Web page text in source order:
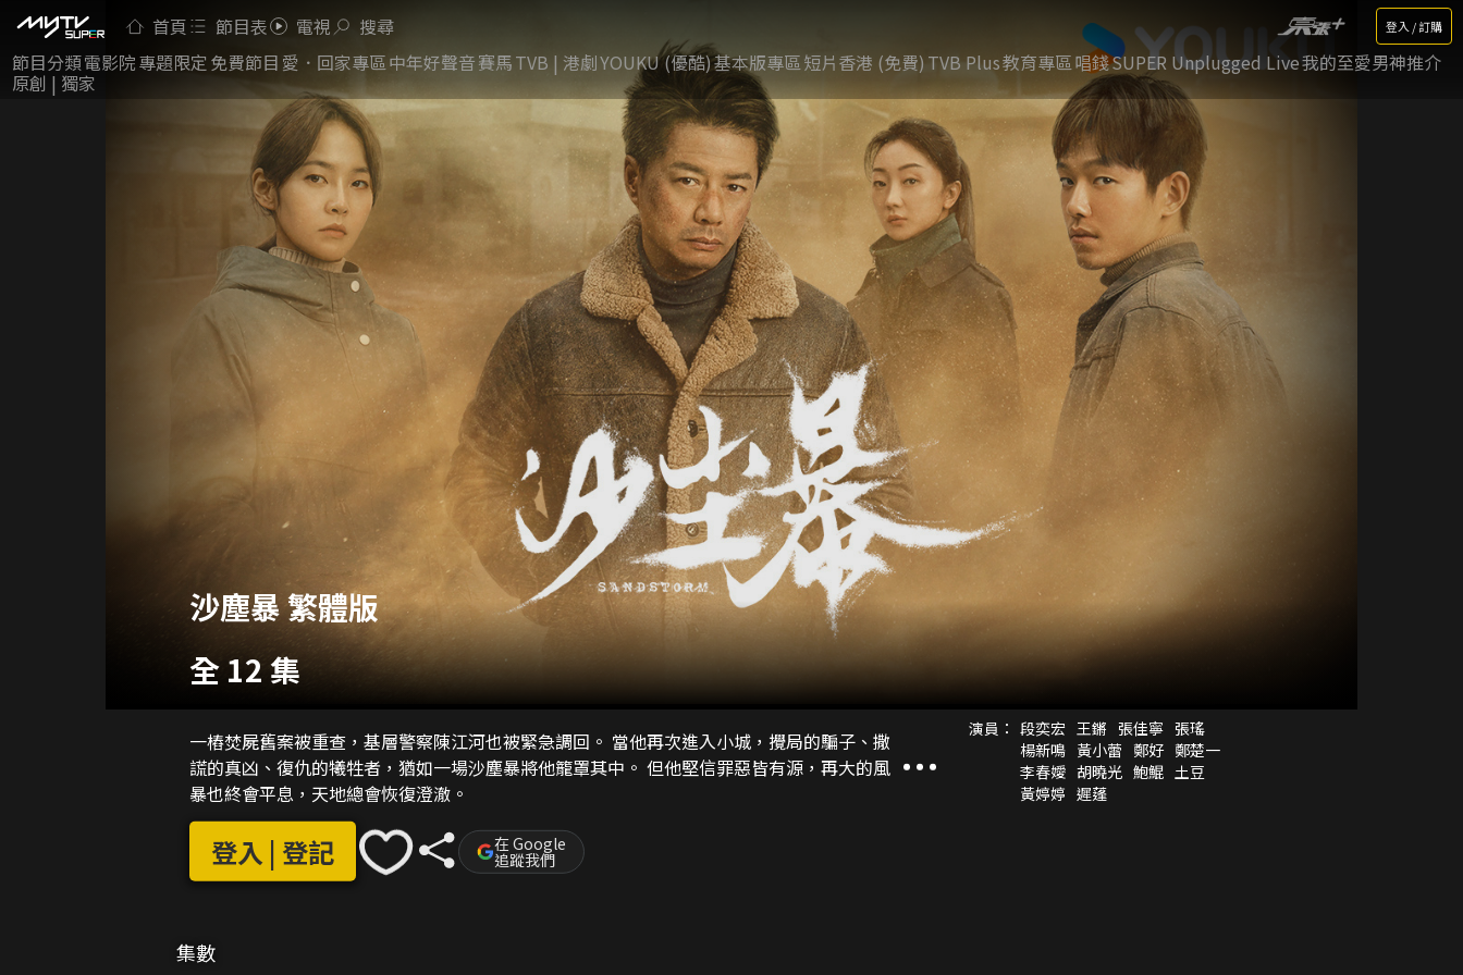
首頁 節目表 電視 搜尋 登入 / 訂購
節目分類電影院專題限定 免費節目 愛．回家專區中年好聲音賽馬TVB | 港劇YOUKU (優酷)基本版專區短片香港 (免費) TVB Plus教育專區唱錢SUPER Unplugged Live我的至愛男神推介
原創 | 獨家
沙塵暴 繁體版
全 12 集
一樁焚屍舊案被重查，基層警察陳江河也被緊急調回。 當他再次進入小城，攪局的騙子、撒
謊的真凶、復仇的犧牲者，猶如一場沙塵暴將他籠罩其中。 但他堅信罪惡皆有源，再大的風
暴也終會平息，天地總會恢復澄澈。
登入 | 登記 在 Google
追蹤我們
演員： 段奕宏 王鏘 張佳寧 張瑤
楊新鳴 黃小蕾 鄭好 鄭楚一
李春嬡 胡曉光 鮑鯤 土豆
黃婷婷 遲蓬
集數